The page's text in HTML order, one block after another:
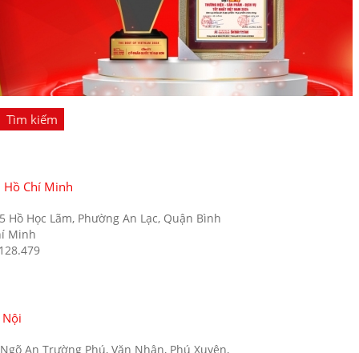
Tìm kiếm
Hồ Chí Minh
Hồ Học Lãm, Phường An Lạc, Quận Bình
Minh
An Trường Phú, Văn Nhân, Phú Xuyên,